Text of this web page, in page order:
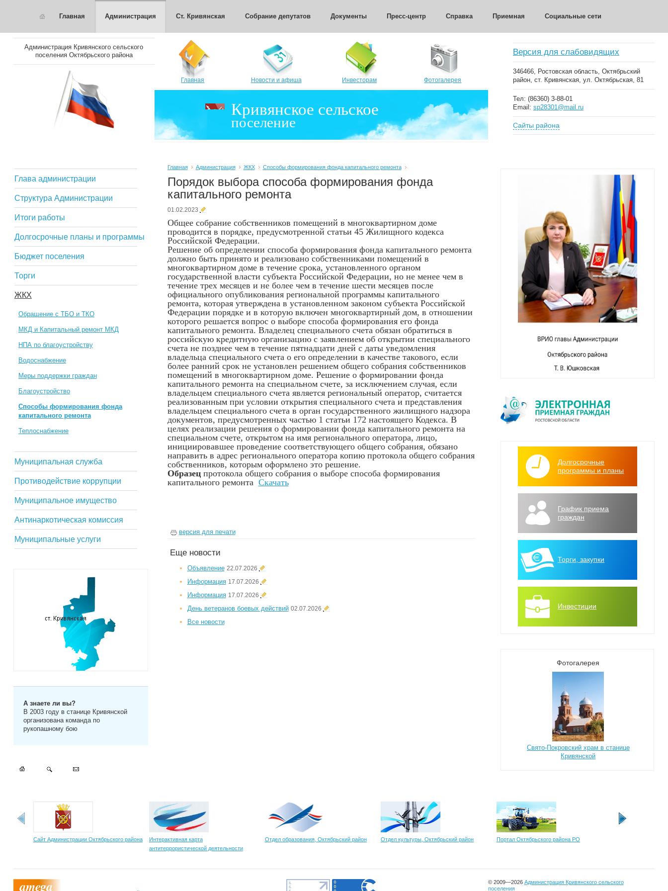
Главная Администрация Ст. Кривянская Собрание депутатов Документы Пресс-центр Справка Приемная Социальные сети
Администрация Кривянского сельского
поселения Октябрьского района
Главная Новости и афиша Инвесторам Фотогалерея
Кривянское сельское
поселение
Версия для слабовидящих
346466, Ростовская область, Октябрьский
район, ст. Кривянская, ул. Октябрьская, 81
Тел: (86360) 3-88-01
Email: sp28301@mail.ru
Сайты района
Глава администрации
Структура Администрации
Итоги работы
Долгосрочные планы и программы
Бюджет поселения
Торги
ЖКХ
Обращение с ТБО и ТКО
МКД и Капитальный ремонт МКД
НПА по благоустройству
Водоснабжение
Меры поддержки граждан
Благоустройство
Способы формирования фонда
капитального ремонта
Теплоснабжение
Муниципальная служба
Противодействие коррупции
Муниципальное имущество
Антинаркотическая комиссия
Муниципальные услуги
А знаете ли вы?
В 2003 году в станице Кривянской
организована команда по
рукопашному бою
Главная Администрация ЖКХ Способы формирования фонда капитального ремонта
Порядок выбора способа формирования фонда
капитального ремонта
01.02.2023
Общее собрание собственников помещений в многоквартирном доме
проводится в порядке, предусмотренной статьи 45 Жилищного кодекса
Российской Федерации.
Решение об определении способа формирования фонда капитального ремонта
должно быть принято и реализовано собственниками помещений в
многоквартирном доме в течение срока, установленного органом
государственной власти субъекта Российской Федерации, но не менее чем в
течение трех месяцев и не более чем в течение шести месяцев после
официального опубликования региональной программы капитального
ремонта, которая утверждена в установленном законом субъекта Российской
Федерации порядке и в которую включен многоквартирный дом, в отношении
которого решается вопрос о выборе способа формирования его фонда
капитального ремонта. Владелец специального счета обязан обратиться в
российскую кредитную организацию с заявлением об открытии специального
счета не позднее чем в течение пятнадцати дней с даты уведомления
владельца специального счета о его определении в качестве такового, если
более ранний срок не установлен решением общего собрания собственников
помещений в многоквартирном доме. Решение о формировании фонда
капитального ремонта на специальном счете, за исключением случая, если
владельцем специального счета является региональный оператор, считается
реализованным при условии открытия специального счета и представления
владельцем специального счета в орган государственного жилищного надзора
документов, предусмотренных частью 1 статьи 172 настоящего Кодекса. В
целях реализации решения о формировании фонда капитального ремонта на
специальном счете, открытом на имя регионального оператора, лицо,
инициировавшее проведение соответствующего общего собрания, обязано
направить в адрес регионального оператора копию протокола общего собрания
собственников, которым оформлено это решение.
Образецпротокола общего собрания о выборе способа формирования
капитального ремонта Скачать
версия для печати
Еще новости
Объявление 22.07.2026
Информация 17.07.2026
Информация 17.07.2026
День ветеранов боевых действий 02.07.2026
Все новости
Долгосрочные
программы и планы
График приема
граждан
Торги, закупки
Инвестиции
Фотогалерея
Свято-Покровский храм в станице
Кривянской
Сайт Администрации Октябрьского района
Интерактивная карта
антитеррористической деятельности
Отдел образования, Октябрьский район Отдел культуры, Октябрьский район Портал Октябрьского района РО
© 2009—2026 Администрация Кривянского сельского
поселения